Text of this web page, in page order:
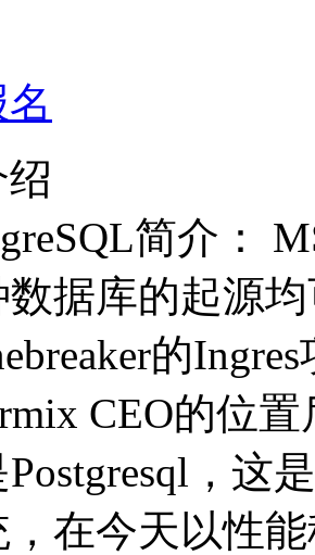
简介：
数据库的起源
的
CEO的位
，这
，在今天以性